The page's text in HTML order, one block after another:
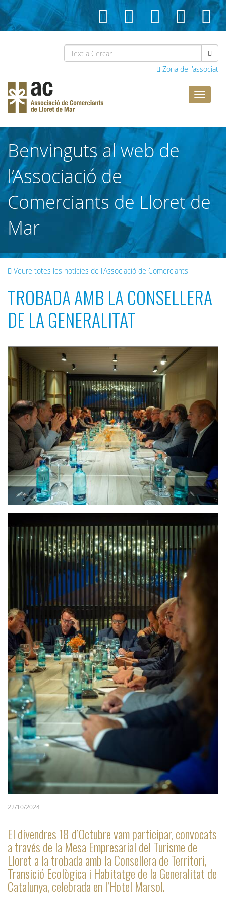
Zona de l'associat
Lloret
Benvinguts al web de
l’Associació de
Comerciants de Lloret de
Mar
Veure totes les notícies de l'Associació de Comerciants
TROBADA AMB LA CONSELLERA
DE LA GENERALITAT
22/10/2024
El divendres 18 d’Octubre vam participar, convocats
a través de la Mesa Empresarial del Turisme de
Lloret a la trobada amb la Consellera de Territori,
Transició Ecològica i Habitatge de la Generalitat de
Catalunya, celebrada en l’Hotel Marsol.